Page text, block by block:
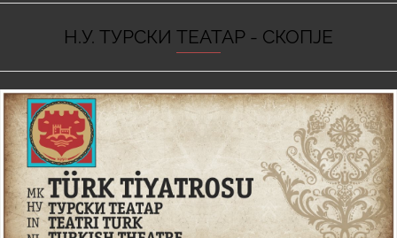
Н.У. ТУРСКИ ТЕАТАР - СКОПЈЕ